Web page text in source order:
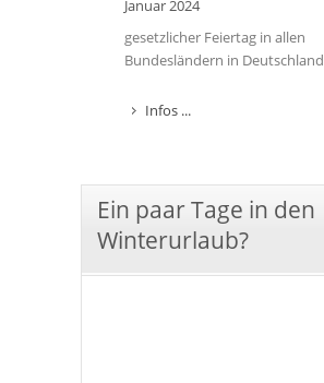
Januar 2024
gesetzlicher Feiertag in allen
Bundesländern in Deutschland
Infos ...
Ein paar Tage in den
Winterurlaub?